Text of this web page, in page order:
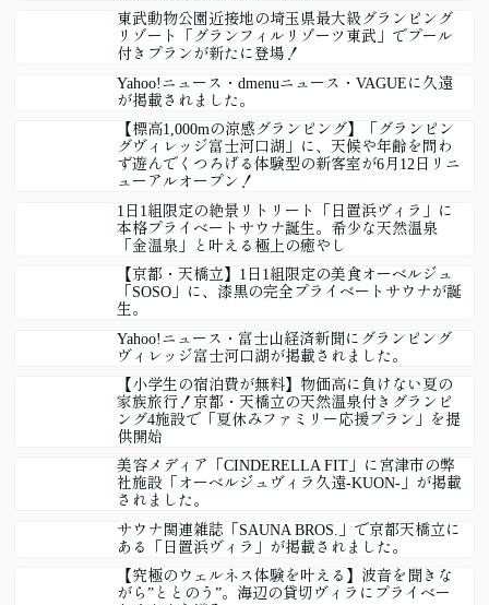
東武動物公園近接地の埼玉県最大級グランピング
リゾート「グランフィルリゾーツ東武」でプール
付きプランが新たに登場！
Yahoo!ニュース・dmenuニュース・VAGUEに久遠
が掲載されました。
【標高1,000mの涼感グランピング】「グランピン
グヴィレッジ富士河口湖」に、天候や年齢を問わ
ず遊んでくつろげる体験型の新客室が6月12日リニ
ューアルオープン！
1日1組限定の絶景リトリート「日置浜ヴィラ」に
本格プライベートサウナ誕生。希少な天然温泉
「金温泉」と叶える極上の癒やし
【京都・天橋立】1日1組限定の美食オーベルジュ
「SOSO」に、漆黒の完全プライベートサウナが誕
生。
Yahoo!ニュース・富士山経済新聞にグランピング
ヴィレッジ富士河口湖が掲載されました。
【小学生の宿泊費が無料】物価高に負けない夏の
家族旅行！京都・天橋立の天然温泉付きグランピ
ング4施設で「夏休みファミリー応援プラン」を提
供開始
美容メディア「CINDERELLA FIT」に宮津市の弊
社施設「オーベルジュヴィラ久遠-KUON-」が掲載
されました。
サウナ関連雑誌「SAUNA BROS.」で京都天橋立に
ある「日置浜ヴィラ」が掲載されました。
【究極のウェルネス体験を叶える】波音を聞きな
がら”ととのう”。海辺の貸切ヴィラにプライベー